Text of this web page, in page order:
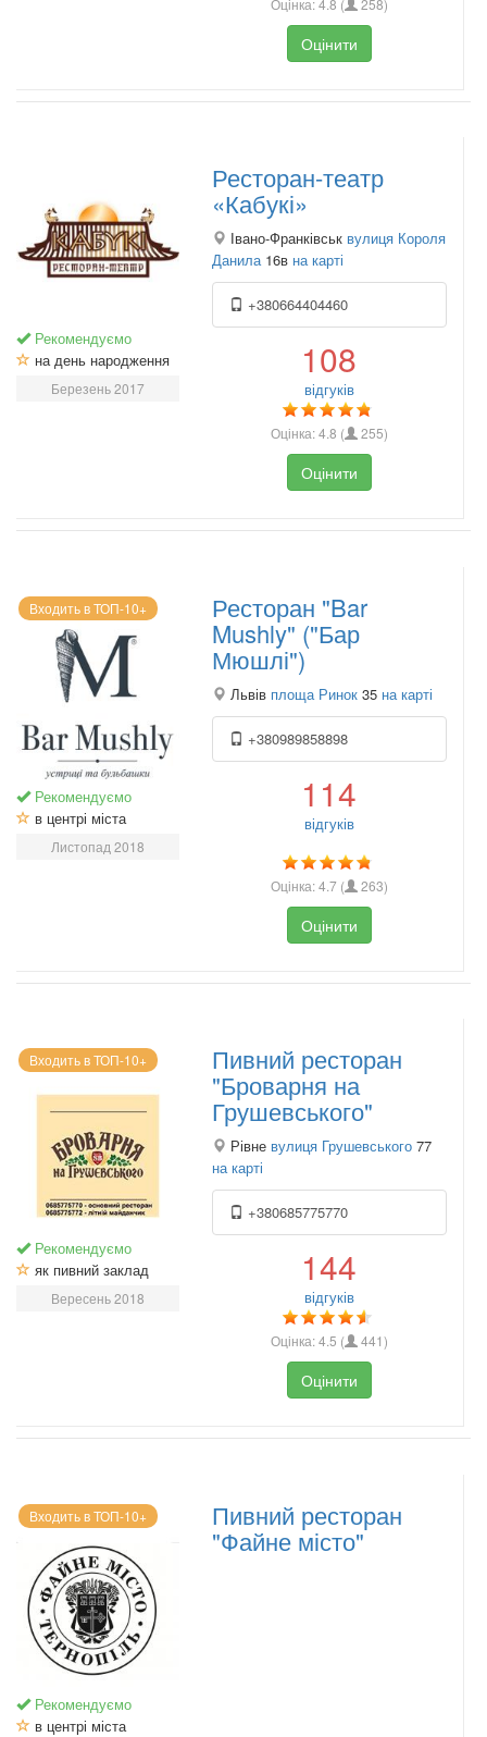
Оцінка:4.8 ( 258)
Оцінити
Рекомендуємо
на день народження
Березень 2017
Ресторан-театр
«Кабукі»
Івано-Франківськ вулиця Короля
Данила16в на карті
+380664404460
108
відгуків
Оцінка:4.8 ( 255)
Оцінити
Входить в ТОП-10+
Рекомендуємо
в центрі міста
Листопад 2018
Ресторан "Bar
Mushly" ("Бар
Мюшлі")
Львів площа Ринок 35 на карті
+380989858898
114
відгуків
Оцінка:4.7 ( 263)
Оцінити
Входить в ТОП-10+
Рекомендуємо
як пивний заклад
Вересень 2018
Пивний ресторан
"Броварня на
Грушевського"
Рівне вулиця Грушевського 77
на карті
+380685775770
144
відгуків
Оцінка:4.5 ( 441)
Оцінити
Входить в ТОП-10+
Рекомендуємо
в центрі міста
Пивний ресторан
"Файне місто"